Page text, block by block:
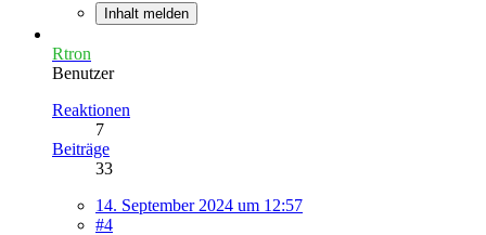
Inhalt melden
Rtron
Benutzer
Reaktionen
7
Beiträge
33
14. September 2024 um 12:57
#4